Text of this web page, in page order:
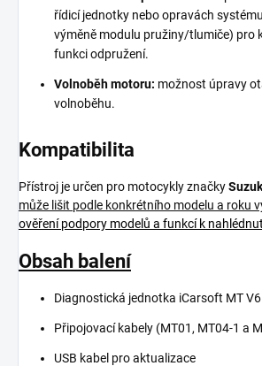
řídicí jednotky nebo opravách
výměně modulu pružiny/tlumiče) pro
funkci odpružení.
Volnoběh motoru: možnost úpravy
volnoběhu.
Kompatibilita
Přístroj je určen pro motocykly značky
může lišit podle konkrétního modelu a roku
ověření podpory modelů a funkcí k
Obsah balení
Diagnostická jednotka iCarsoft MT
Připojovací kabely (MT01, MT04-1 a
USB kabel pro aktualizace